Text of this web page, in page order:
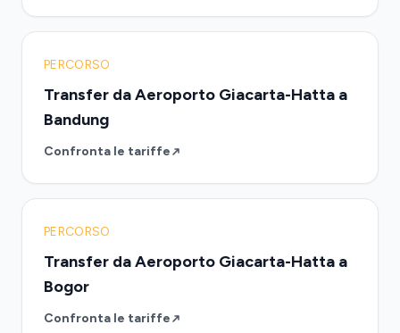
PERCORSO
Transfer da Aeroporto Giacarta-Hatta a
Bandung
Confronta le tariffe
PERCORSO
Transfer da Aeroporto Giacarta-Hatta a
Bogor
Confronta le tariffe